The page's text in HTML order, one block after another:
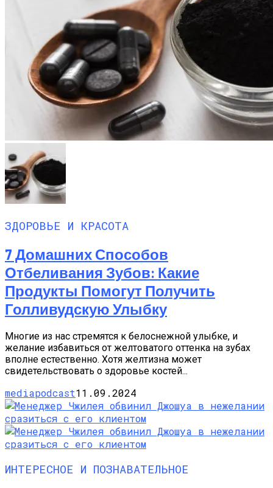
ЗДОРОВЬЕ И КРАСОТА
7 Домашних Способов
Отбеливания Зубов: Какие
Продукты Помогут Получить
Голливудскую Улыбку
Многие из нас стремятся к белоснежной улыбке, и
желание избавиться от желтоватого оттенка на зубах
вполне естественно. Хотя желтизна может
свидетельствовать о здоровье костей...
mediapodcast11.09.2024
ИНТЕРЕСНОЕ И ПОЗНАВАТЕЛЬНОЕ